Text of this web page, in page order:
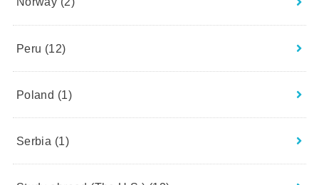
Peru (12)
Poland (1)
Serbia (1)